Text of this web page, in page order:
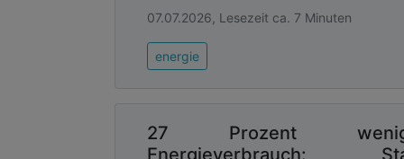
Sanierung von
Hochwasserschutz“ durch
Talsperrenbewirtschaftung bis hin zu
Aktuell umgesetzte Projekte sind
eingeweihte Pegel „Am Pastorat“ in
07.07.2026, Lesezeit ca. 7 Minuten
energie
27 Prozent
Energieverbrauch: